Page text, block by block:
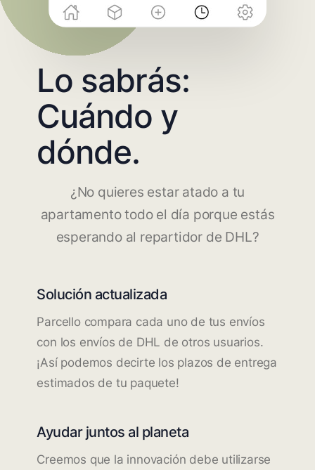
Lo sabrás:
Cuándo y
dónde.
¿No quieres estar atado a tu
apartamento todo el día porque estás
esperando al repartidor de DHL?
Solución actualizada
Parcello compara cada uno de tus envíos
con los envíos de DHL de otros usuarios.
¡Así podemos decirte los plazos de entrega
estimados de tu paquete!
Ayudar juntos al planeta
Creemos que la innovación debe utilizarse